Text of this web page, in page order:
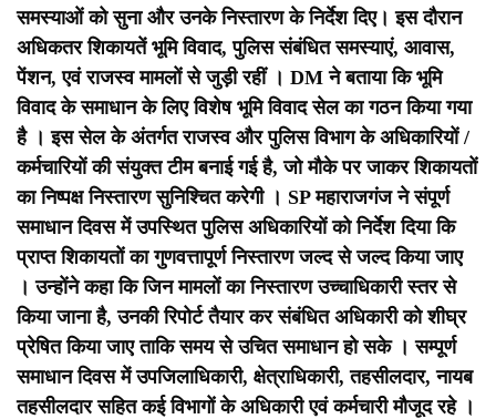
समस्याओं को सुना और उनके निस्तारण के निर्देश दिए। इस दौरान
अधिकतर शिकायतें भूमि विवाद, पुलिस संबंधित समस्याएं, आवास,
पेंशन, एवं राजस्व मामलों से जुड़ी रहीं । DM ने बताया कि भूमि
विवाद के समाधान के लिए विशेष भूमि विवाद सेल का गठन किया गया
है । इस सेल के अंतर्गत राजस्व और पुलिस विभाग के अधिकारियों /
कर्मचारियों की संयुक्त टीम बनाई गई है, जो मौके पर जाकर शिकायतों
का निष्पक्ष निस्तारण सुनिश्चित करेगी । SP महाराजगंज ने संपूर्ण
समाधान दिवस में उपस्थित पुलिस अधिकारियों को निर्देश दिया कि
प्राप्त शिकायतों का गुणवत्तापूर्ण निस्तारण जल्द से जल्द किया जाए
। उन्होंने कहा कि जिन मामलों का निस्तारण उच्चाधिकारी स्तर से
किया जाना है, उनकी रिपोर्ट तैयार कर संबंधित अधिकारी को शीघ्र
प्रेषित किया जाए ताकि समय से उचित समाधान हो सके । सम्पूर्ण
समाधान दिवस में उपजिलाधिकारी, क्षेत्राधिकारी, तहसीलदार, नायब
तहसीलदार सहित कई विभागों के अधिकारी एवं कर्मचारी मौजूद रहे ।